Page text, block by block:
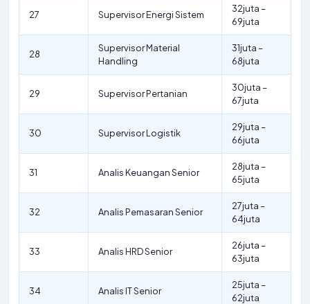
27 Supervisor Energi Sistem
32juta –
69juta
28
Supervisor Material
Handling
31juta –
68juta
29 Supervisor Pertanian
30juta –
67juta
30 Supervisor Logistik
29juta –
66juta
31 Analis Keuangan Senior
28juta –
65juta
32 Analis Pemasaran Senior
27juta –
64juta
33 Analis HRD Senior
26juta –
63juta
34 Analis IT Senior
25juta –
62juta